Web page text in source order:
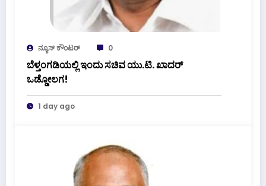
ನ್ಯೂಸ್ ಕೌಂಟರ್ 0
ಬೆಳ್ತಂಗಡಿಯಲ್ಲಿ ಇಂದು ಸಚಿವ ಯು.ಟಿ. ಖಾದರ್
ಒಡ್ಡೋಲಗ!
1 day ago